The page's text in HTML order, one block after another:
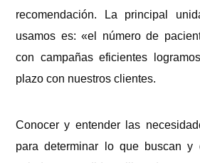
recomendación. La principal
usamos es: «el número de
con campañas eficientes
plazo con nuestros clientes.
Conocer y entender las
para determinar lo que buscan y